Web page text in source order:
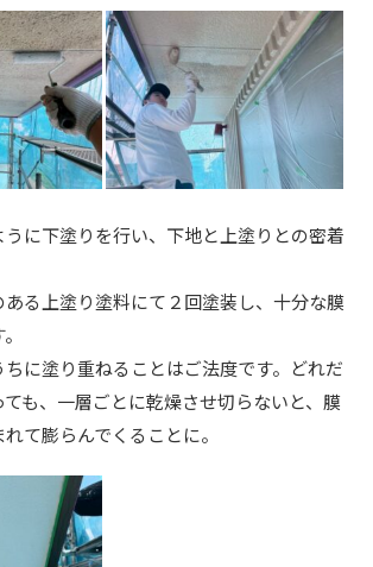
うに下塗りを行い、下地と上塗りとの密着
る上塗り塗料にて２回塗装し、十分な膜
に塗り重ねることはご法度です。どれだ
も、一層ごとに乾燥させ切らないと、膜
て膨らんでくることに。